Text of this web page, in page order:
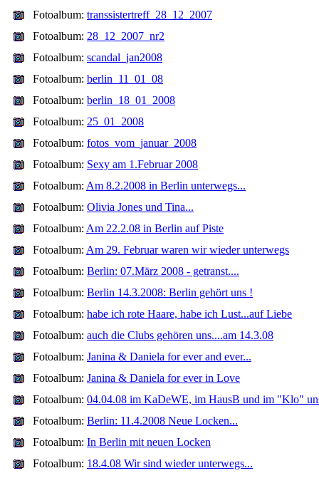
Fotoalbum: transsistertreff_28_12_2007
Fotoalbum: 28_12_2007_nr2
Fotoalbum: scandal_jan2008
Fotoalbum: berlin_11_01_08
Fotoalbum: berlin_18_01_2008
Fotoalbum: 25_01_2008
Fotoalbum: fotos_vom_januar_2008
Fotoalbum: Sexy am 1.Februar 2008
Fotoalbum: Am 8.2.2008 in Berlin unterwegs...
Fotoalbum: Olivia Jones und Tina...
Fotoalbum: Am 22.2.08 in Berlin auf Piste
Fotoalbum: Am 29. Februar waren wir wieder unterwegs
Fotoalbum: Berlin: 07.März 2008 - getranst....
Fotoalbum: Berlin 14.3.2008: Berlin gehört uns !
Fotoalbum: habe ich rote Haare, habe ich Lust...auf Liebe
Fotoalbum: auch die Clubs gehören uns....am 14.3.08
Fotoalbum: Janina & Daniela for ever and ever...
Fotoalbum: Janina & Daniela for ever in Love
Fotoalbum: 04.04.08 im KaDeWE, im HausB und im "Klo"
Fotoalbum: Berlin: 11.4.2008 Neue Locken...
Fotoalbum: In Berlin mit neuen Locken
Fotoalbum: 18.4.08 Wir sind wieder unterwegs...